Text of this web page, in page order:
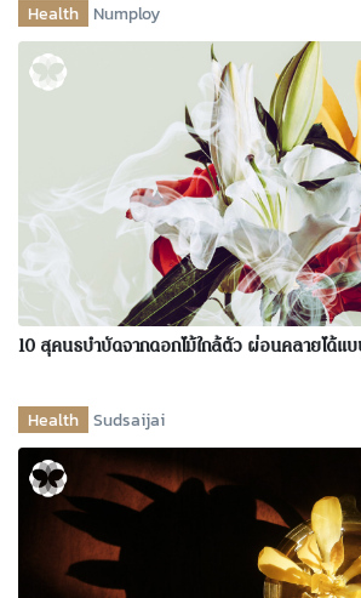
Health Numploy
10 สุคนธบำบัดจากดอกไม้ใกล้ตัว ผ่อนคลายได้แ
Health Sudsaijai